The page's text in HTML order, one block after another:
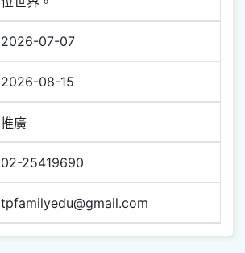
2026-07-07
2026-08-15
推廣
02-25419690
tpfamilyedu@gmail.com